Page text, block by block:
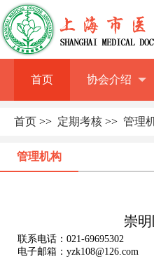
首页 协会介绍
首页 >> 定期考核 >> 管理
管理机构
崇
联系电话：021-69695302
电子邮箱：yzk108@126.com